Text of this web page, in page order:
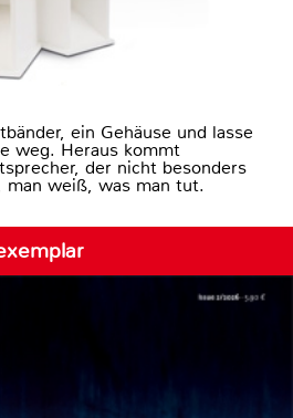
ein Gehäuse und lasse
weg. Heraus kommt
der nicht besonders
weiß, was man tut.